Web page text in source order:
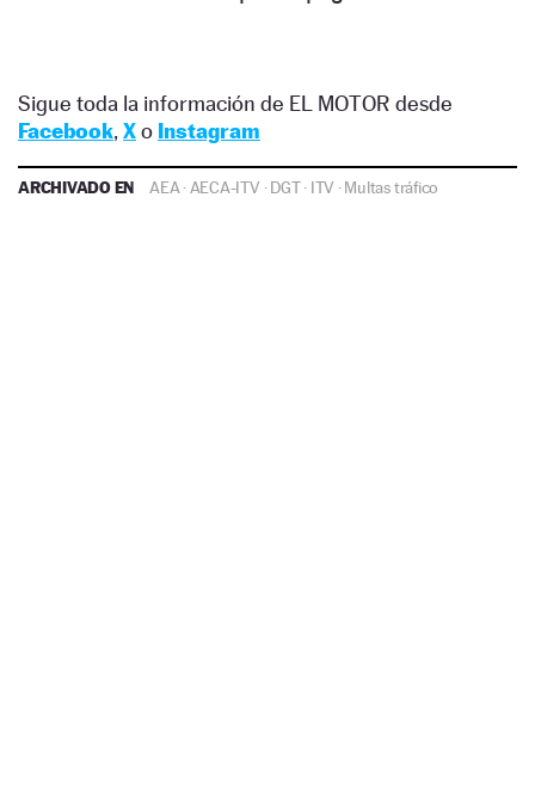
Sigue toda la información de EL MOTOR desde
Facebook, Xo Instagram
ARCHIVADO EN AEA · AECA-ITV ·DGT· ITV ·Multas tráfico